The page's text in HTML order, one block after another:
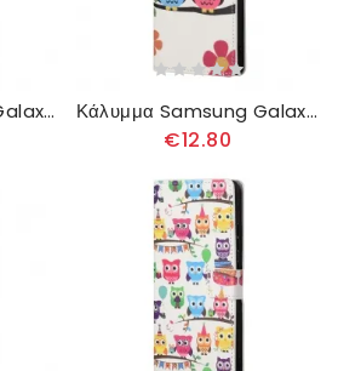
Κάλυμμα Samsung Galaxy A13 5G Τροπικά Λουλούδια Κάλυμμα Samsung Galaxy A13 5G Ζευγάρι Κουκουβάγιες
€12.80